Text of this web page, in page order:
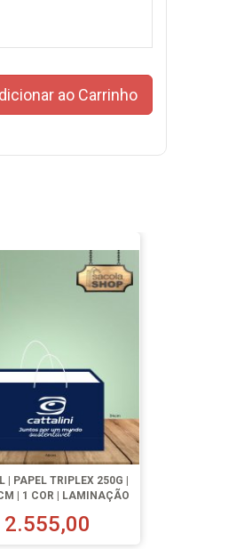
ao Carrinho
| PAPEL TRIPLEX 250G |
| 1 COR | LAMINAÇÃO
| 250 UN.
2.555,00